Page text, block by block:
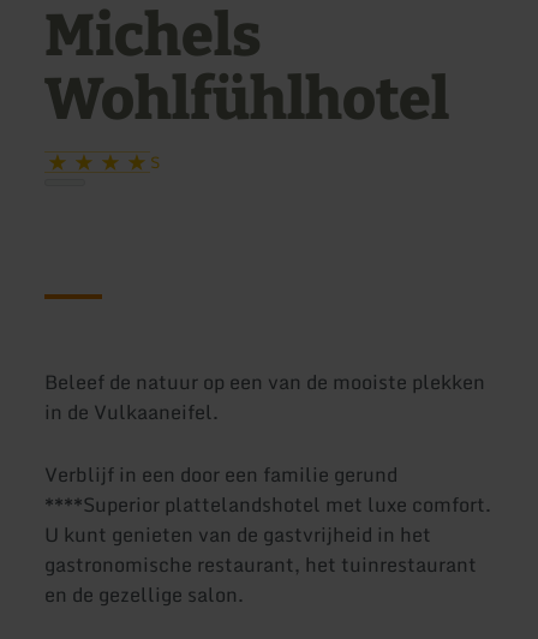
Michels
Wohlfühlhotel
S
Beleef de natuur op een van de mooiste plekken
in de Vulkaaneifel.
Verblijf in een door een familie gerund
****Superior plattelandshotel met luxe comfort.
U kunt genieten van de gastvrijheid in het
gastronomische restaurant, het tuinrestaurant
en de gezellige salon.